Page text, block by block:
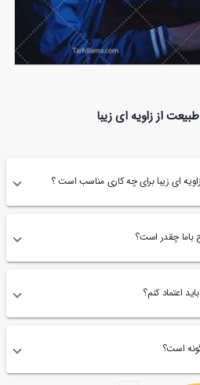
از زاویه ای زیبا
ای زیبا برای چه کاری مناسب است ؟
باما چقدر است؟
اعتماد کنم؟
است؟